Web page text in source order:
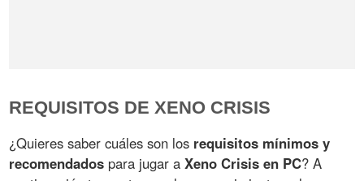
REQUISITOS DE XENO CRISIS
¿Quieres saber cuáles son los requisitos mínimos y
recomendados para jugar aXeno Crisis en PC? A